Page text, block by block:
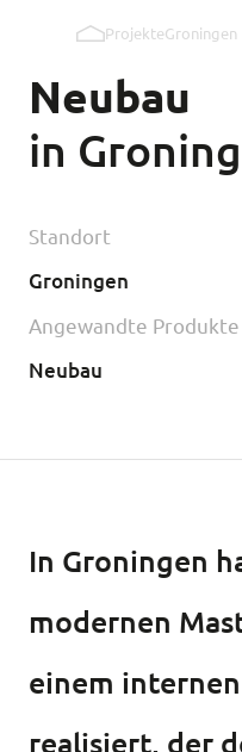
Auslaufklappen
ProjekteGroningen
Neubau
in
Standort
Groningen
Angewandte Produkte
Neubau
In Groningen
modernen
einem
realisiert, der